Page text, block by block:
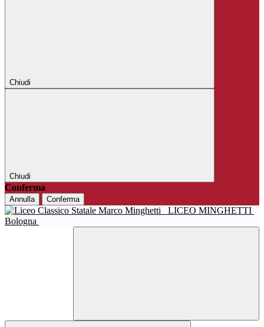
Chiudi
Chiudi
Conferma
Annulla Conferma
LICEO MINGHETTI
Bologna